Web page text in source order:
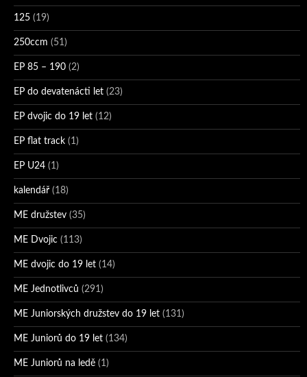
125 (19)
250ccm (51)
EP 85 – 190 (2)
EP do devatenácti let (23)
EP dvojic do 19 let (12)
EP flat track (1)
EP U24 (1)
kalendář (18)
ME družstev (35)
ME Dvojic (113)
ME dvojic do 19 let (14)
ME Jednotlivců (291)
ME Juniorských družstev do 19 let (131)
ME Juniorů do 19 let (134)
ME Juniorů na ledě (1)